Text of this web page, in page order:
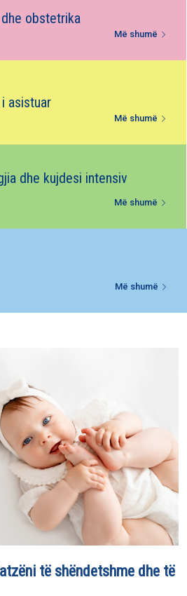
obstetrika
Më shumë
asistuar
Më shumë
dhe kujdesi intensiv
Më shumë
Më shumë
të shëndetshme dhe të